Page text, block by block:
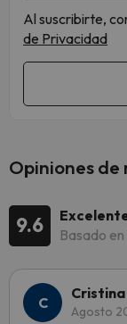
Al suscribirte,
de Privacidad
Opiniones de
9.6
Basado en
Cristina
Agosto